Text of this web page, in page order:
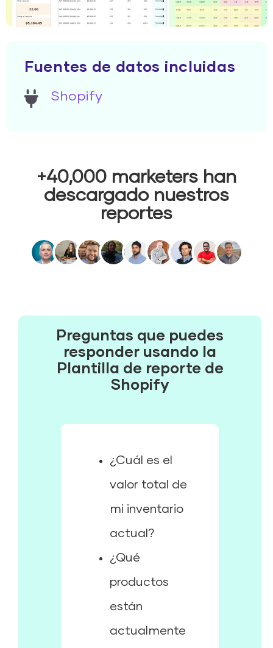
Fuentes de datos incluidas
Shopify
+40,000 marketers han
descargado nuestros
reportes
Preguntas que puedes
responder usando la
Plantilla de reporte de
Shopify
¿Cuál es el
valor total de
mi inventario
actual?
¿Qué
productos
están
actualmente